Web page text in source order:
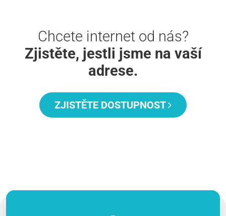
Chcete internet od nás?
Zjistěte, jestli jsme na vaší
adrese.
ZJISTĚTE DOSTUPNOST